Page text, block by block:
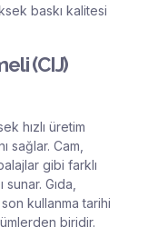
baskı kalitesi
(CIJ)
hızlı üretim
sağlar. Cam,
gibi farklı
Gıda,
kullanma tarihi
biridir.